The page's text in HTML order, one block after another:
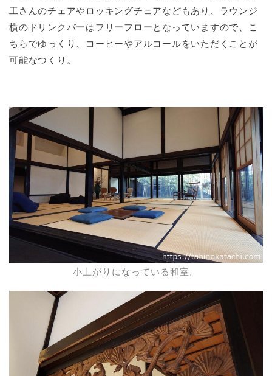
工さんのチェアやロッキングチェアなどもあり、ラウンジ
横のドリンクバーはフリーフローとなっていますので、こ
ちらでゆっくり、コーヒーやアルコールをいただくことが
可能なつくり。
小上がりになっている和室。